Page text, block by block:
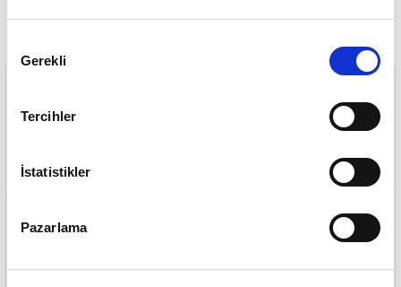
Seçimi
Gerekli
Tercihler
İstatistikler
Pazarlama